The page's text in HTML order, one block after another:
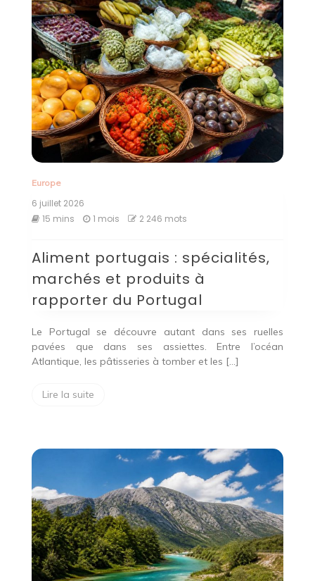
Europe
6 juillet 2026
15 mins
1 mois 2 246 mots
Aliment portugais : spécialités,
marchés et produits à
rapporter du Portugal
Le Portugal se découvre autant dans ses ruelles
pavées que dans ses assiettes. Entre l’océan
Atlantique, les pâtisseries à tomber et les […]
Lire la suite